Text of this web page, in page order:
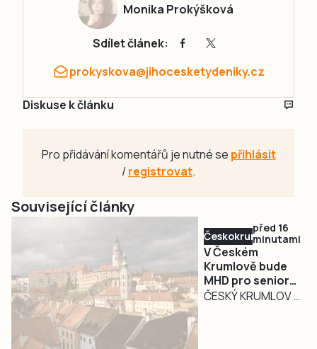
Monika Prokýšková
Sdílet článek:
prokyskova@jihocesketydeniky.cz
Diskuse k článku
Pro přidávání komentářů je nutné se přihlásit
/registrovat.
Související články
Českokrumlovsko
před 16
minutami
V Českém
Krumlově bude
MHD pro seniory
nad 70 let znovu
ČESKÝ KRUMLOV –